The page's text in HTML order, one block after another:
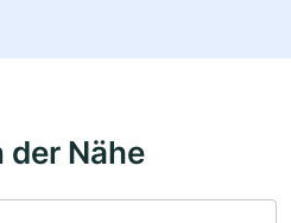
der Nähe